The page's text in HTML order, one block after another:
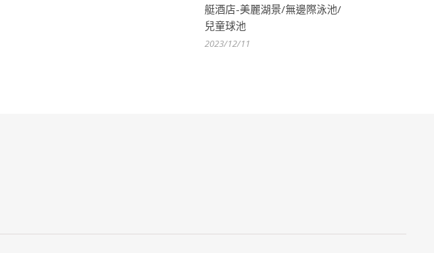
艇酒店-美麗湖景/無邊際泳池/
兒童球池
2023/12/11